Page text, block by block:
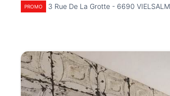
PROMO 3 Rue De La Grotte - 6690 VIELSALM